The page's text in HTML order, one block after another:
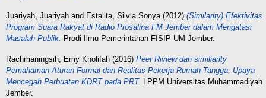
Juariyah, Juariyah and Estalita, Silvia Sonya(2012) (Similarity) Efektivitas
Program Suara Rakyat di Radio Prosalina FM Jember dalam Mengatasi
Masalah Publik. Prodi Ilmu Pemerintahan FISIP UM Jember.
Rachmaningsih, Emy Kholifah (2016) Peer Riview dan similiarity
Pemahaman Aturan Formal dan Realitas Pekerja Rumah Tangga, Upaya
Mencegah Perbuatan KDRT pada PRT. LPPM Universitas Muhammadiyah
Jember.